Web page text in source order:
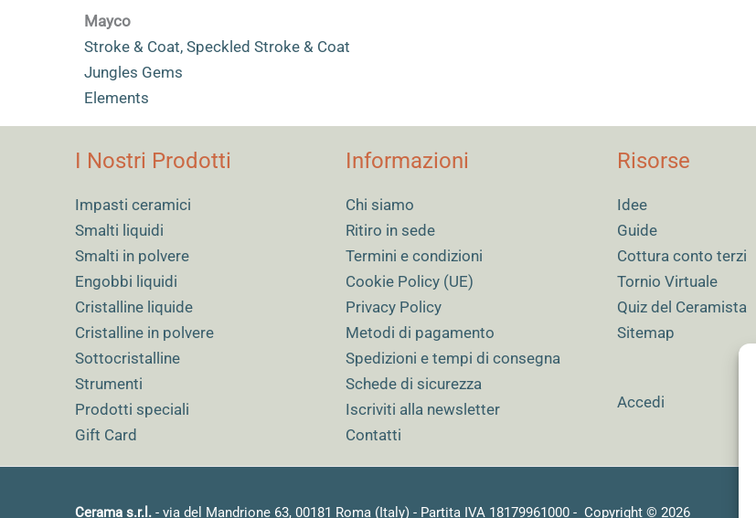
Mayco
Stroke & Coat, Speckled Stroke & Coat
Jungles Gems
Elements
I Nostri Prodotti
Impasti ceramici
Smalti liquidi
Smalti in polvere
Engobbi liquidi
Cristalline liquide
Cristalline in polvere
Sottocristalline
Strumenti
Prodotti speciali
Gift Card
Informazioni
Chi siamo
Ritiro in sede
Termini e condizioni
Cookie Policy (UE)
Privacy Policy
Metodi di pagamento
Spedizioni e tempi di consegna
Schede di sicurezza
Iscriviti alla newsletter
Contatti
Risorse
Idee
Guide
Cottura conto terzi
Tornio Virtuale
Quiz del Ceramista
Sitemap
Accedi
Cerama s.r.l. - via del Mandrione 63, 00181 Roma (Italy) - Partita IVA 18179961000 - Copyright © 2026